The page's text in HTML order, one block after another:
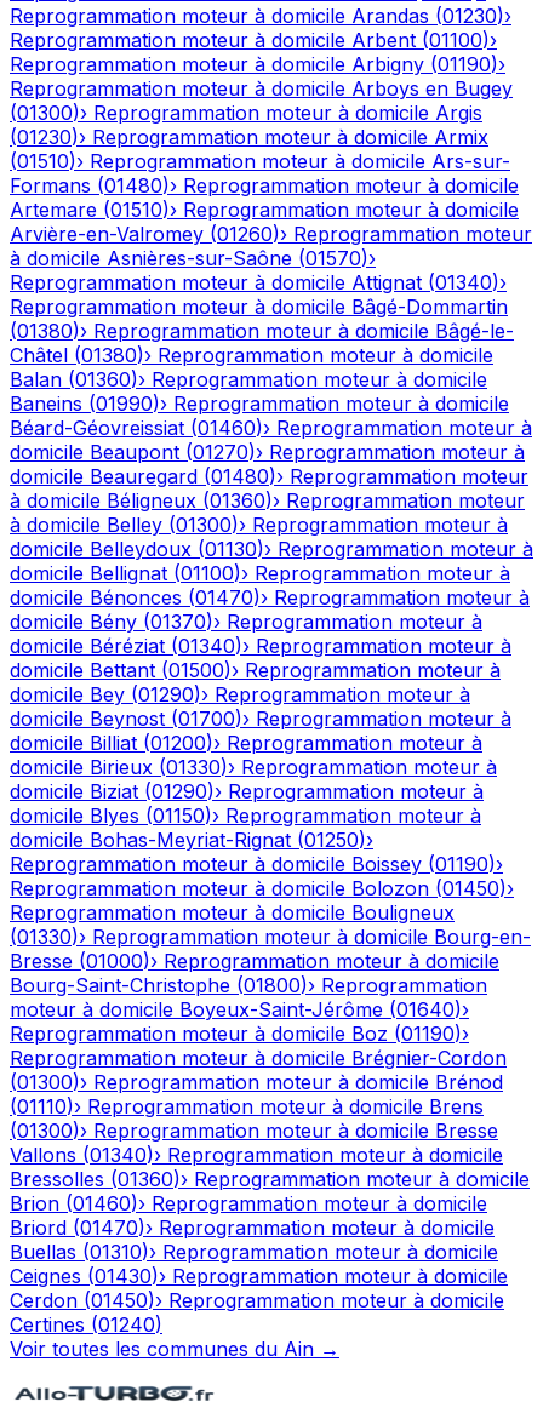
Reprogrammation moteur à domicile Arandas (01230)›
Reprogrammation moteur à domicile Arbent (01100)›
Reprogrammation moteur à domicile Arbigny (01190)›
Reprogrammation moteur à domicile Arboys en Bugey
(01300)› Reprogrammation moteur à domicile Argis
(01230)› Reprogrammation moteur à domicile Armix
(01510)› Reprogrammation moteur à domicile Ars-sur-
Formans (01480)› Reprogrammation moteur à domicile
Artemare (01510)› Reprogrammation moteur à domicile
Arvière-en-Valromey (01260)› Reprogrammation moteur
à domicile Asnières-sur-Saône (01570)›
Reprogrammation moteur à domicile Attignat (01340)›
Reprogrammation moteur à domicile Bâgé-Dommartin
(01380)› Reprogrammation moteur à domicile Bâgé-le-
Châtel (01380)› Reprogrammation moteur à domicile
Balan (01360)› Reprogrammation moteur à domicile
Baneins (01990)› Reprogrammation moteur à domicile
Béard-Géovreissiat (01460)› Reprogrammation moteur à
domicile Beaupont (01270)› Reprogrammation moteur à
domicile Beauregard (01480)› Reprogrammation moteur
à domicile Béligneux (01360)› Reprogrammation moteur
à domicile Belley (01300)› Reprogrammation moteur à
domicile Belleydoux (01130)› Reprogrammation moteur à
domicile Bellignat (01100)› Reprogrammation moteur à
domicile Bénonces (01470)› Reprogrammation moteur à
domicile Bény (01370)› Reprogrammation moteur à
domicile Béréziat (01340)› Reprogrammation moteur à
domicile Bettant (01500)› Reprogrammation moteur à
domicile Bey (01290)› Reprogrammation moteur à
domicile Beynost (01700)› Reprogrammation moteur à
domicile Billiat (01200)› Reprogrammation moteur à
domicile Birieux (01330)› Reprogrammation moteur à
domicile Biziat (01290)› Reprogrammation moteur à
domicile Blyes (01150)› Reprogrammation moteur à
domicile Bohas-Meyriat-Rignat (01250)›
Reprogrammation moteur à domicile Boissey (01190)›
Reprogrammation moteur à domicile Bolozon (01450)›
Reprogrammation moteur à domicile Bouligneux
(01330)› Reprogrammation moteur à domicile Bourg-en-
Bresse (01000)› Reprogrammation moteur à domicile
Bourg-Saint-Christophe (01800)› Reprogrammation
moteur à domicile Boyeux-Saint-Jérôme (01640)›
Reprogrammation moteur à domicile Boz (01190)›
Reprogrammation moteur à domicile Brégnier-Cordon
(01300)› Reprogrammation moteur à domicile Brénod
(01110)› Reprogrammation moteur à domicile Brens
(01300)› Reprogrammation moteur à domicile Bresse
Vallons (01340)› Reprogrammation moteur à domicile
Bressolles (01360)› Reprogrammation moteur à domicile
Brion (01460)› Reprogrammation moteur à domicile
Briord (01470)› Reprogrammation moteur à domicile
Buellas (01310)› Reprogrammation moteur à domicile
Ceignes (01430)› Reprogrammation moteur à domicile
Cerdon (01450)› Reprogrammation moteur à domicile
Certines (01240)
Voir toutes les communes du Ain →